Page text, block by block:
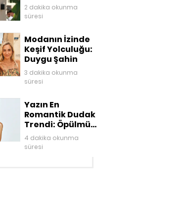
2 dakika okunma
süresi
Modanın İzinde
Keşif Yolculuğu:
Duygu Şahin
3 dakika okunma
süresi
Yazın En
Romantik Dudak
Trendi: Öpülmüş
Dudaklar
4 dakika okunma
süresi